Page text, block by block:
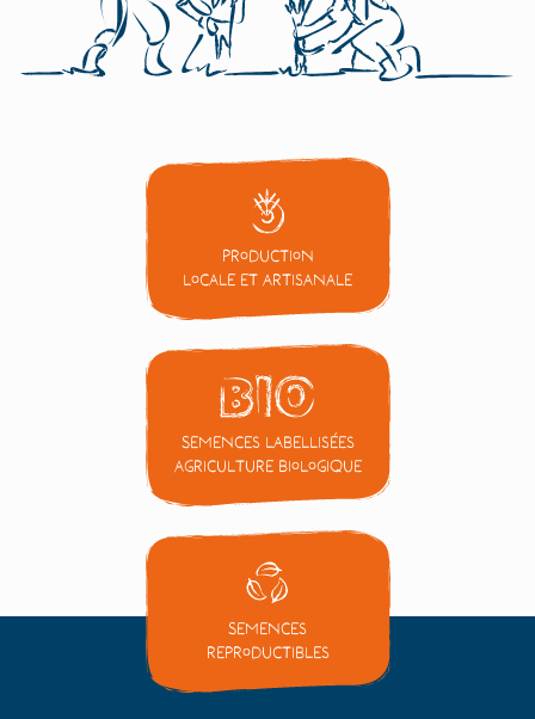
Production
locale et artisanale
Semences labellisées
Agriculture Biologique
Semences
reproductibles